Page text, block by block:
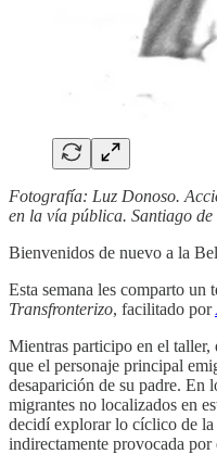
Fotografía: Luz Donoso.
en la vía pública. Santiago
Bienvenidos de nuevo a la
Esta semana les comparto un
Transfronterizo, facilitado por
Mientras participo en el taller,
que el personaje principal
desaparición de su padre. En
migrantes no localizados en
decidí explorar lo cíclico de la
indirectamente provocada